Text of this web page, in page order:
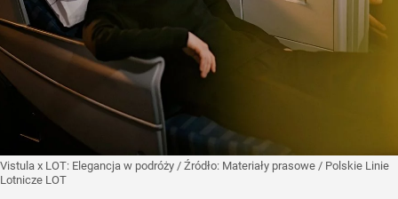
Vistula x LOT: Elegancja w podróży / Źródło: Materiały prasowe / Polskie Linie
Lotnicze LOT